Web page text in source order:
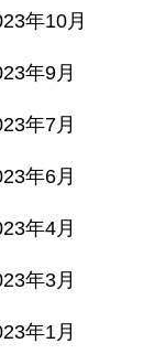
年10月
年9月
年7月
年6月
年4月
年3月
年1月